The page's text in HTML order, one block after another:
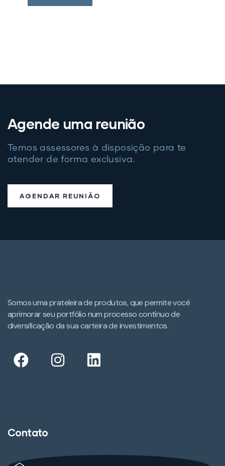
Agende uma reunião
Temos assessores à disposição para te
atender de forma exclusiva.
AGENDAR REUNIÃO
Somos uma prateleira de produtos, que permite você
aprimorar seu portfólio num processo contínuo de
diversificação da sua carteira de investimentos.​
Contato